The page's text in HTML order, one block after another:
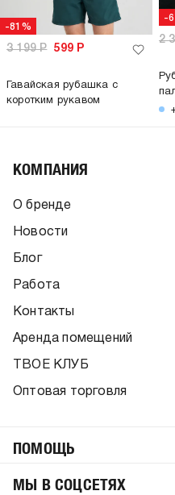
-81%
3 199Р 599 Р
Гавайская рубашка с
коротким рукавом
-
2
КОМПАНИЯ
О бренде
Новости
Блог
Работа
Контакты
Аренда помещений
ТВОЕ КЛУБ
Оптовая торговля
ПОМОЩЬ
МЫ В СОЦСЕТЯХ